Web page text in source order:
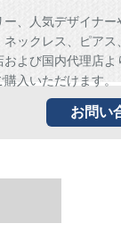
、人気デザイナー
ックレス、ピアス
よび国内代理店よ
入いただけます。
お問い